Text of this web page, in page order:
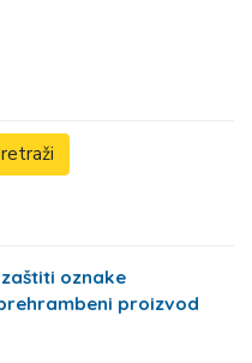
oznake
proizvod